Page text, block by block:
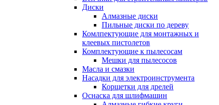
Диски
Алмазные диски
Пильные диски по дереву
Комлпектующие для монтажных и
клеевых пистолетов
Комплектующие к пылесосам
Мешки для пылесосов
Масла и смазки
Насадки для электроинструмента
Корщетки для дрелей
Оснаска для шлифмашин